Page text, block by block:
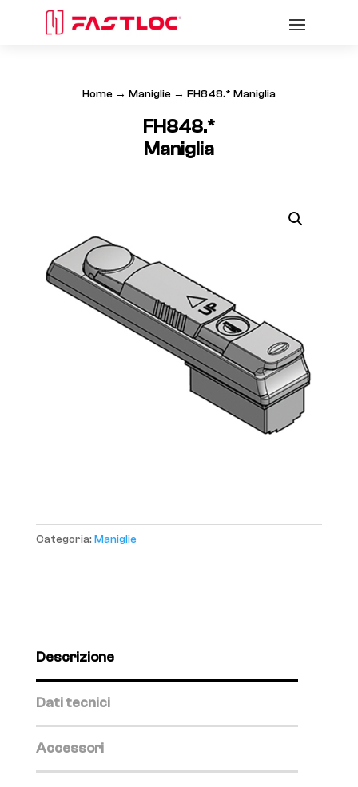
Home→ Maniglie→ FH848.* Maniglia
FH848.*
Maniglia
Categoria: Maniglie
Descrizione
Dati tecnici
Accessori